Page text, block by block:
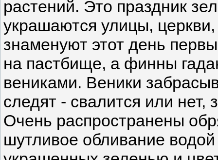
растений. Это праздник
украшаются улицы,
знаменуют этот день
на пастбище, а финны
вениками. Веники
следят - свалится или
Очень распространены
шутливое обливание водой